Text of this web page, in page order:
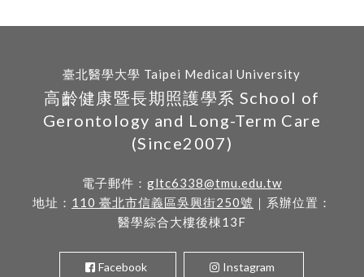
臺北醫學大學 Taipei Medical University
高齡健康暨長期照護學系 School of
Gerontology and Long-Term Care
(Since2007)
電子郵件： gltc6338@tmu.edu.tw
地址： 110 臺北市信義區吳興街250號 ｜系辦位置：
醫學綜合大樓後棟13F
Facebook Instagram